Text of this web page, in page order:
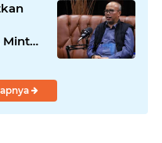
Minta